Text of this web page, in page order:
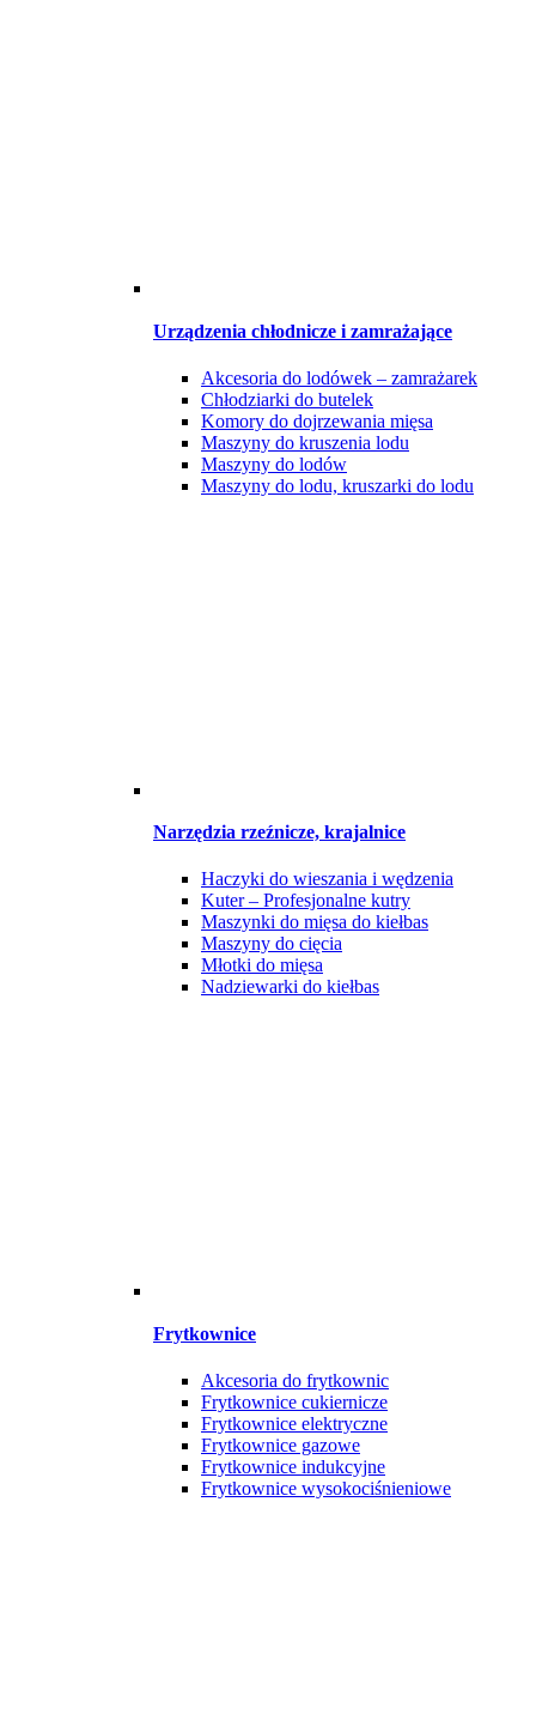
Urządzenia chłodnicze i zamrażające
Akcesoria do lodówek – zamrażarek
Chłodziarki do butelek
Komory do dojrzewania mięsa
Maszyny do kruszenia lodu
Maszyny do lodów
Maszyny do lodu, kruszarki do lodu
Narzędzia rzeźnicze, krajalnice
Haczyki do wieszania i wędzenia
Kuter – Profesjonalne kutry
Maszynki do mięsa do kiełbas
Maszyny do cięcia
Młotki do mięsa
Nadziewarki do kiełbas
Frytkownice
Akcesoria do frytkownic
Frytkownice cukiernicze
Frytkownice elektryczne
Frytkownice gazowe
Frytkownice indukcyjne
Frytkownice wysokociśnieniowe